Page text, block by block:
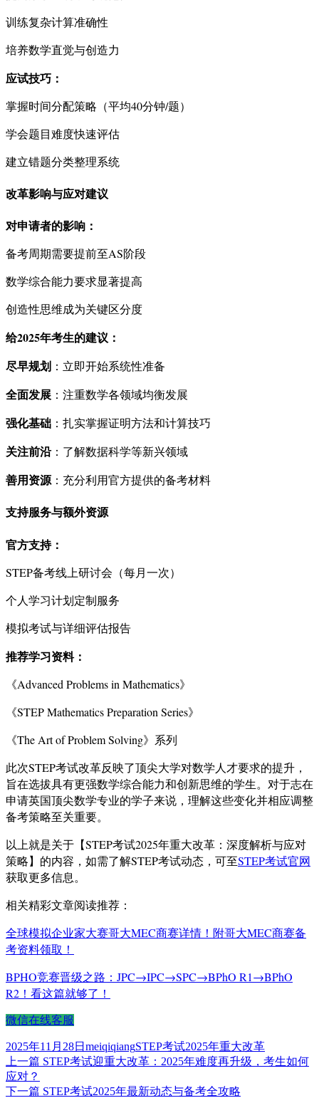
训练复杂计算准确性
培养数学直觉与创造力
应试技巧：
掌握时间分配策略（平均40分钟/题）
学会题目难度快速评估
建立错题分类整理系统
改革影响与应对建议
对申请者的影响：
备考周期需要提前至AS阶段
数学综合能力要求显著提高
创造性思维成为关键区分度
给2025年考生的建议：
尽早规划 ：立即开始系统性准备
全面发展 ：注重数学各领域均衡发展
强化基础 ：扎实掌握证明方法和计算技巧
关注前沿：了解数据科学等新兴领域
善用资源 ：充分利用官方提供的备考材料
支持服务与额外资源
官方支持：
STEP备考线上研讨会（每月一次）
个人学习计划定制服务
模拟考试与详细评估报告
推荐学习资料：
《Advanced Problems in Mathematics》
《STEP Mathematics Preparation Series》
《The Art of Problem Solving》系列
此次STEP考试改革反映了顶尖大学对数学人才要求的提升，
旨在选拔具有更强数学综合能力和创新思维的学生。对于志在
申请英国顶尖数学专业的学子来说，理解这些变化并相应调整
备考策略至关重要。
以上就是关于【STEP考试2025年重大改革：深度解析与应对
策略】的内容，如需了解STEP考试动态，可至STEP考试官网
获取更多信息。
相关精彩文章阅读推荐：
全球模拟企业家大赛哥大MEC商赛详情！附哥大MEC商赛备
考资料领取！
BPHO竞赛晋级之路：JPC→IPC→SPC→BPhO R1→BPhO
R2！看这篇就够了！
微信在线客服
发
布
于
2025年11月28日 作
者
meiqiqiang标
签
STEP考试2025年重大改革
文
章
上一篇 上
文
STEP考试迎重大改革：2025年难度再升级，考生如何
应对？
下一篇 下
STEP考试2025年最新动态与备考全攻略